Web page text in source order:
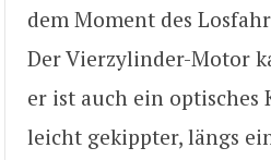
dem Moment des
Der Vierzylinder-Motor
er ist auch ein optisches
leicht gekippter, längs